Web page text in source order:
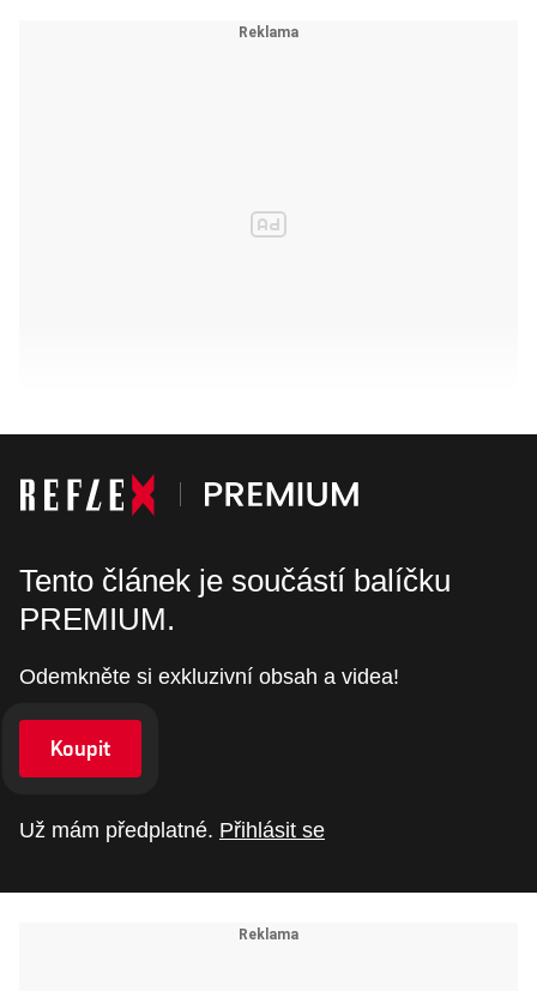
Tento článek je součástí balíčku
PREMIUM.
Odemkněte si exkluzivní obsah a videa!
Koupit
Už mám předplatné. Přihlásit se